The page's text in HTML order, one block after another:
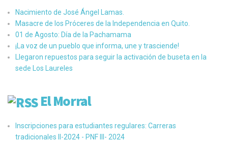
Nacimiento de José Ángel Lamas.
Masacre de los Próceres de la Independencia en Quito.
01 de Agosto: Día de la Pachamama
¡La voz de un pueblo que informa, une y trasciende!
Llegaron repuestos para seguir la activación de buseta en la
sede Los Laureles
El Morral
Inscripciones para estudiantes regulares: Carreras
tradicionales II-2024 - PNF III- 2024